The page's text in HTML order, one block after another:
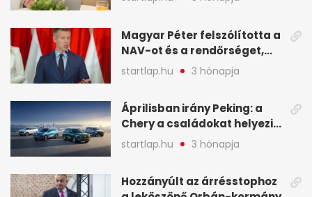
NAV - A hét hírei képekben
Magyar Péter felszólította a
NAV-ot és a rendőrséget,
tartóztassák le a NER-es
oligarchákat - A hét
startlap.hu 3 hónapja
Áprilisban irány Peking: a
Chery a családokat helyezi
globális mobilitási
programja középpontjába
startlap.hu 3 hónapja
Hozzányúlt az árrésstophoz